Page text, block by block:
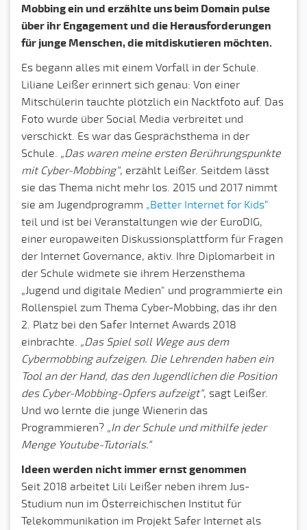
Mobbing ein und erzählte uns beim Domain pulse
über ihr Engagement und die Herausforderungen
für junge Menschen, die mitdiskutieren möchten.
Es begann alles mit einem Vorfall in der Schule.
Liliane Leißer erinnert sich genau: Von einer
Mitschülerin tauchte plötzlich ein Nacktfoto auf. Das
Foto wurde über Social Media verbreitet und
verschickt. Es war das Gesprächsthema in der
Schule. „Das waren meine ersten Berührungspunkte
mit Cyber-Mobbing“, erzählt Leißer. Seitdem lässt
sie das Thema nicht mehr los. 2015 und 2017 nimmt
sie am Jugendprogramm „Better Internet for Kids“
teil und ist bei Veranstaltungen wie der EuroDIG,
einer europaweiten Diskussionsplattform für Fragen
der Internet Governance, aktiv. Ihre Diplomarbeit in
der Schule widmete sie ihrem Herzensthema
„Jugend und digitale Medien" und programmierte ein
Rollenspiel zum Thema Cyber-Mobbing, das ihr den
2. Platz bei den Safer Internet Awards 2018
einbrachte. „Das Spiel soll Wege aus dem
Cybermobbing aufzeigen. Die Lehrenden haben ein
Tool an der Hand, das den Jugendlichen die Position
des Cyber-Mobbing-Opfers aufzeigt“, sagt Leißer.
Und wo lernte die junge Wienerin das
Programmieren? „In der Schule und mithilfe jeder
Menge Youtube-Tutorials.“
Ideen werden nicht immer ernst genommen
Seit 2018 arbeitet Lili Leißer neben ihrem Jus-
Studium nun im Österreichischen Institut für
Telekommunikation im Projekt Safer Internet als